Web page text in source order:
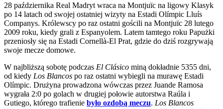
28 października Real Madryt wraca na Montjuïc na ligowy Klasyk
po 14 latach od swojej ostatniej wizyty na Estadi Olímpic Lluís
Companys. Królewscy po raz ostatni gościli na Montjuïc 28 lutego
2009 roku, kiedy grali z Espanyolem. Latem tamtego roku Papużki
przeniosły się na Estadi Cornellà-El Prat, gdzie do dziś rozgrywają
swoje mecze domowe.
W najbliższą sobotę podczas El Clásico miną dokładnie 5355 dni,
od kiedy Los Blancos po raz ostatni wybiegli na murawę Estadi
Olímpic. Drużyna prowadzona wówczas przez Juande Ramosa
wygrała 2:0 po golach w drugiej połowie autorstwa Raúla i
Gutiego, którego trafienie było ozdobą meczu. Los Blancos